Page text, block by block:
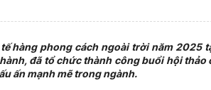
hàng phong cách ngoài trời năm 2025
đã tổ chức thành công buổi hội
ấn mạnh mẽ trong ngành.